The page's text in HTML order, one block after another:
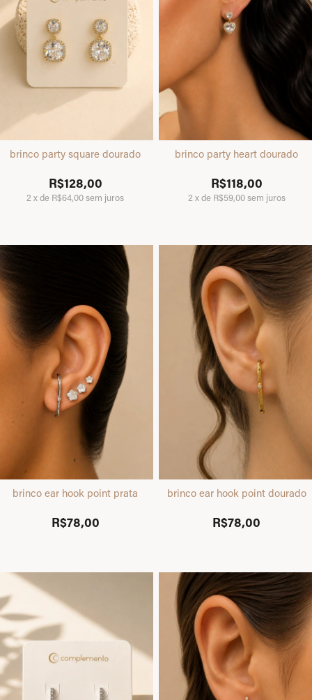
brinco party square dourado
R$128,00
2xde R$64,00sem juros
brinco party heart dourado
R$118,00
2xde R$59,00sem juros
brinco ear hook point prata
R$78,00
brinco ear hook point dourado
R$78,00